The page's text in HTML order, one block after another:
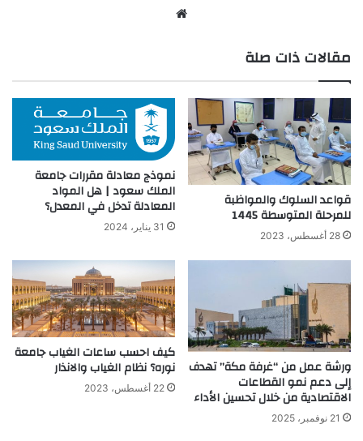
مقالات ذات صلة
قواعد السلوك والمواظبة
للمرحلة المتوسطة 1445
28 أغسطس، 2023
نموذج معادلة مقررات جامعة
الملك سعود | هل المواد
المعادلة تدخل في المعدل؟
31 يناير، 2024
ورشة عمل من “غرفة مكة” تهدف
إلى دعم نمو القطاعات
الاقتصادية من خلال تحسين الأداء
21 نوفمبر، 2025
كيف احسب ساعات الغياب جامعة
نوره؟ نظام الغياب والانذار
22 أغسطس، 2023